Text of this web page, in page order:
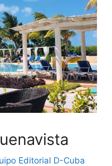
Editorial D-Cuba